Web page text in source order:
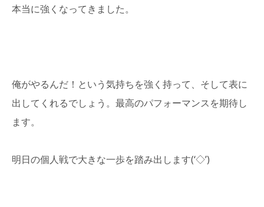
本当に強くなってきました。
俺がやるんだ！という気持ちを強く持って、そして表に
出してくれるでしょう。最高のパフォーマンスを期待し
ます。
明日の個人戦で大きな一歩を踏み出します(‘◇’)ゞ